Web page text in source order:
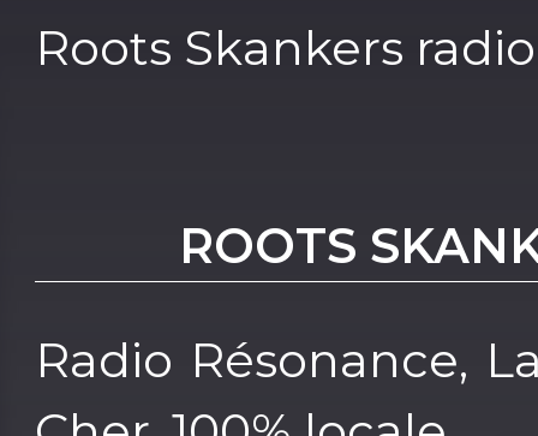
Roots Skankers
ROOTS
Radio Résonance,